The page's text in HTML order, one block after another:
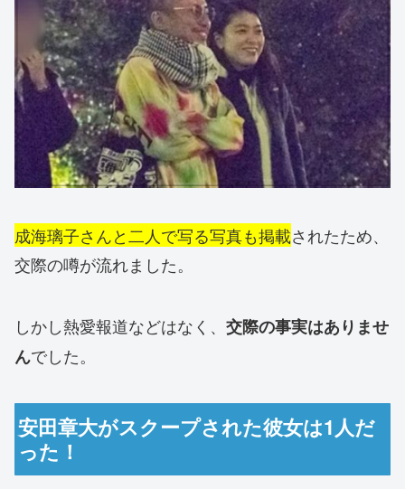
成海璃子さんと二人で写る写真も掲載されたため、
交際の噂が流れました。
しかし熱愛報道などはなく、 交際の事実はありませ
んでした。
安田章大がスクープされた彼女は1人だ
った！